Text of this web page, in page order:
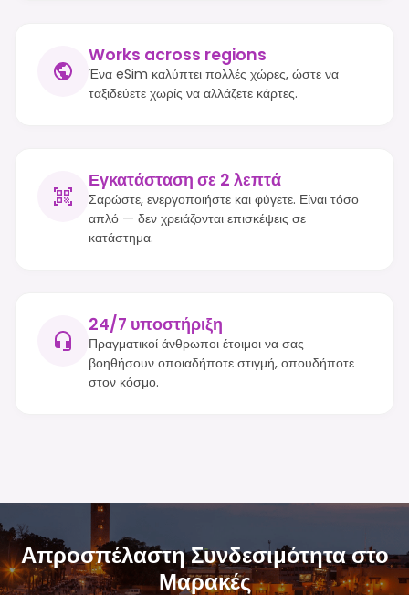
Works across regions
Ένα eSim καλύπτει πολλές χώρες, ώστε να
ταξιδεύετε χωρίς να αλλάζετε κάρτες.
Εγκατάσταση σε 2 λεπτά
Σαρώστε, ενεργοποιήστε και φύγετε. Είναι τόσο
απλό — δεν χρειάζονται επισκέψεις σε
κατάστημα.
24/7 υποστήριξη
Πραγματικοί άνθρωποι έτοιμοι να σας
βοηθήσουν οποιαδήποτε στιγμή, οπουδήποτε
στον κόσμο.
Απροσπέλαστη Συνδεσιμότητα στο
Μαρακές